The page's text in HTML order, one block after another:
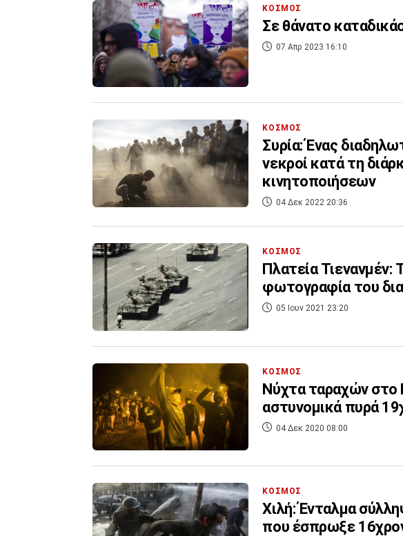
ΚΟΣΜΟΣ
Σε θάνατο
07 Απρ 2023 16:10
ΚΟΣΜΟΣ
Συρία: Ένας
νεκροί κατά τη
κινητοποιήσεων
04 Δεκ 2022 20:36
ΚΟΣΜΟΣ
Πλατεία Τιενανμέν:
φωτογραφία του
05 Ιουν 2021 23:20
ΚΟΣΜΟΣ
Νύχτα ταραχών στο
αστυνομικά πυρά
04 Δεκ 2020 08:00
ΚΟΣΜΟΣ
Χιλή: Ένταλμα
που έσπρωξε